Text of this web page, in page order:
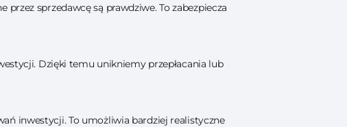
sprzedawcę są prawdziwe. To zabezpiecza
Dzięki temu unikniemy przepłacania lub
inwestycji. To umożliwia bardziej realistyczne